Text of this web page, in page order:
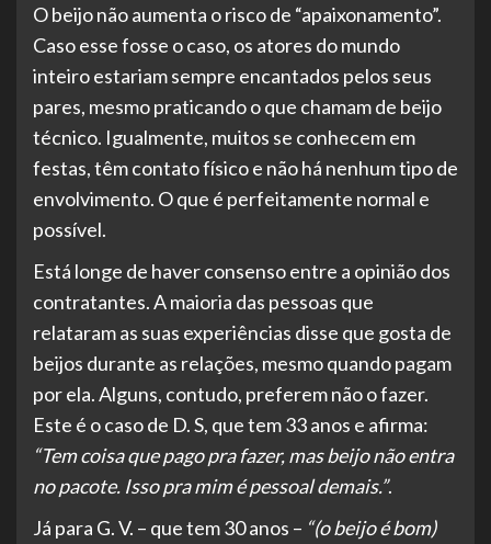
O beijo não aumenta o risco de “apaixonamento”.
Caso esse fosse o caso, os atores do mundo
inteiro estariam sempre encantados pelos seus
pares, mesmo praticando o que chamam de beijo
técnico. Igualmente, muitos se conhecem em
festas, têm contato físico e não há nenhum tipo de
envolvimento. O que é perfeitamente normal e
possível.
Está longe de haver consenso entre a opinião dos
contratantes. A maioria das pessoas que
relataram as suas experiências disse que gosta de
beijos durante as relações, mesmo quando pagam
por ela. Alguns, contudo, preferem não o fazer.
Este é o caso de D. S, que tem 33 anos e afirma:
“Tem coisa que pago pra fazer, mas beijo não entra
no pacote. Isso pra mim é pessoal demais.”.
Já para G. V. – que tem 30 anos – “(o beijo é bom)